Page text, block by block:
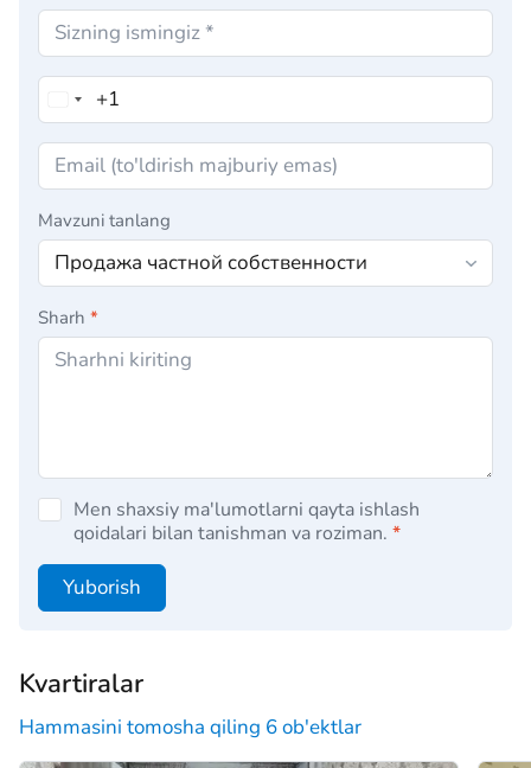
Mavzuni tanlang
Sharh *
Men shaxsiy ma'lumotlarni qayta ishlash
qoidalari bilan tanishman va roziman. *
Yuborish
Kvartiralar
Hammasini tomosha qiling 6 ob'ektlar